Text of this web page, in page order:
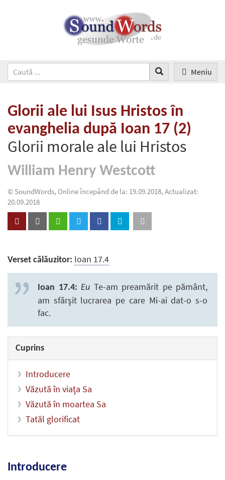
Meniu
Glorii ale lui Isus Hristos în
evanghelia după Ioan 17 (2)
Glorii morale ale lui Hristos
William Henry Westcott
© SoundWords, Online începând de la: 19.09.2018, Actualizat:
20.09.2018
Verset călăuzitor: Ioan 17.4
Ioan 17.4: Eu Te-am preamărit pe pământ,
am sfârşit lucrarea pe care Mi-ai dat-o s-o
fac.
Cuprins
Introducere
Văzută în viaţa Sa
Văzută în moartea Sa
Tatăl glorificat
Introducere